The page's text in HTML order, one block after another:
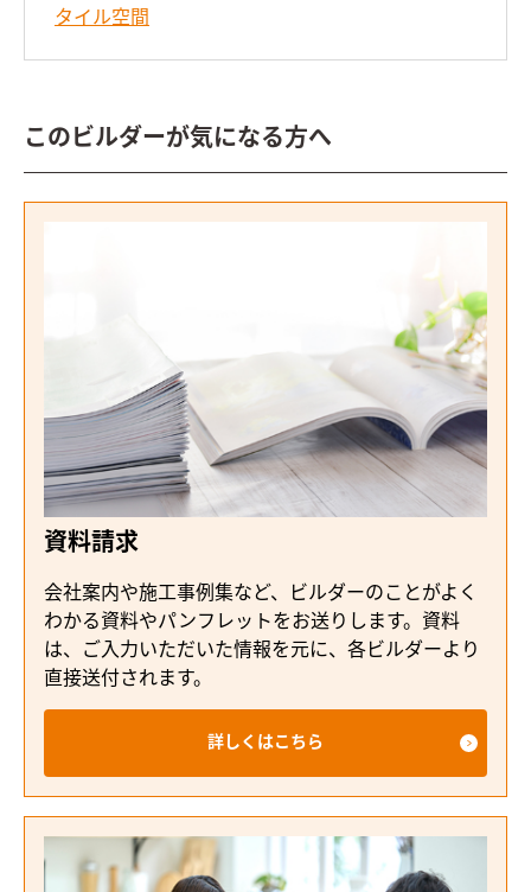
タイル空間
このビルダーが気になる方へ
資料請求
会社案内や施工事例集など、ビルダーのことがよく
わかる資料やパンフレットをお送りします。資料
は、ご入力いただいた情報を元に、各ビルダーより
直接送付されます。
詳しくはこちら